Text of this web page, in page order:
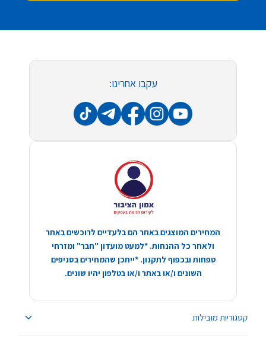
קטגוריות מובילות
עקבו אחרינו:
המחירים המוצגים באתר הם בלעדיים לרוכשים באתר
ולאחר כל ההנחות. *למעט מועדון "חבר" ומזרחי
טפחות ובכפוף לתקנון. *ייתכן שהמחירים בסניפים
השונים ו/או באתר ו/או בטלפון יהיו שונים.